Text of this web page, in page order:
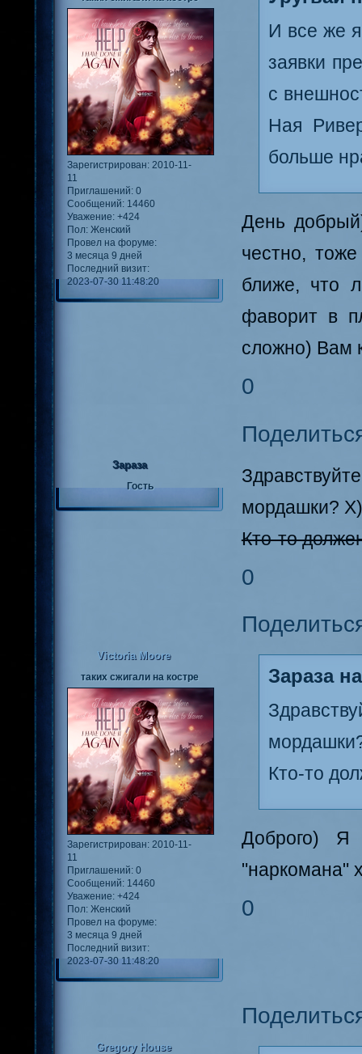
Зарегистрирован: 2010-11-
11
Приглашений: 0
Сообщений: 14460
Уважение: +424
Пол: Женский
Провел на форуме:
3 месяца 9 дней
Последний визит:
2023-07-30 11:48:20
И все же
заявки
с
Ная
больше
День
честно,
ближе, что
фаворит в
сложно) Вам
0
Зараза
Гость
мордашки? Х)
Кто-то
0
Victoria Moore
таких сжигали на костре
Зарегистрирован: 2010-11-
11
Приглашений: 0
Сообщений: 14460
Уважение: +424
Пол: Женский
Провел на форуме:
3 месяца 9 дней
Последний визит:
2023-07-30 11:48:20
Зараза
Кто-то
Доброго) Я
"наркомана"
0
Gregory House